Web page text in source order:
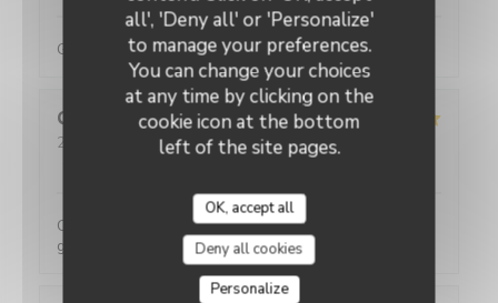
all', 'Deny all' or 'Personalize'
to manage your preferences.
You can change your choices
at any time by clicking on the
cookie icon at the bottom
left of the site pages.
OK, accept all
Deny all cookies
Personalize
Galettes et crêpes très généreuses (en garnitures)
Quentin
L
2026-07-31
- 20:00 - Guests 4
Ambiance 5 /5 Food :5/5 Value
Comme d'habitude ! Un vrai délice avec des portions
généreuses !